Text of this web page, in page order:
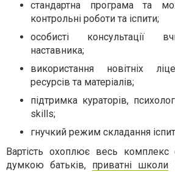
стандартна програма та
контрольні роботи та іспити;
особисті консультації
наставника;
використання новітніх
ресурсів та матеріалів;
підтримка кураторів,
skills;
гнучкий режим складання
Вартість охоплює весь комплекс
думкою батьків, приватні школи